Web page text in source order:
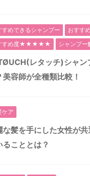
すめできるシャンプー
おすす
すめ度★★★★★
シャンプー
レタッチ)シャン
美容師が全種類比較！
ケア
な髪を手にした女性が
ることとは？